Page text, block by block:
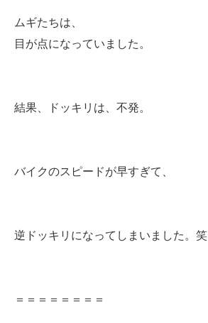
ムギたちは、
目が点になっていました。
結果、ドッキリは、不発。
バイクのスピードが早すぎて、
逆ドッキリになってしまいました。笑
＝＝＝＝＝＝＝＝